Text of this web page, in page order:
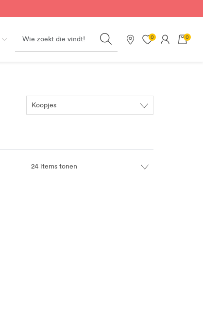
Search
Onze winkels
0 0